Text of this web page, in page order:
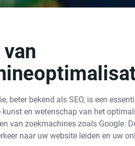
beter bekend als SEO, is een
en wetenschap van het
van zoekmachines zoals Google.
naar uw website leiden en uw